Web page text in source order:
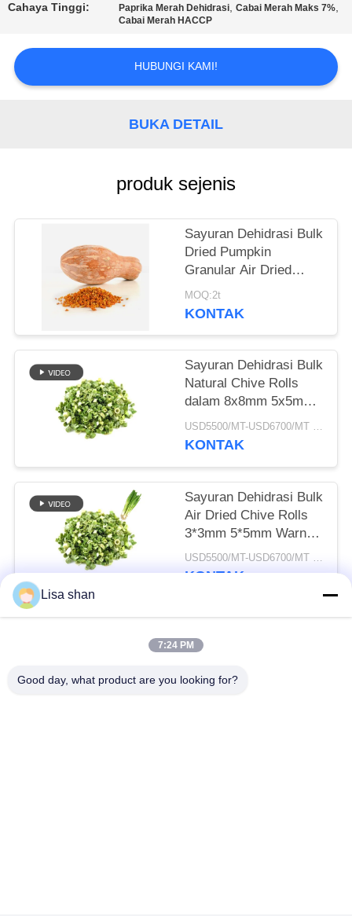
KASUS
MINTA
KEBIJAKAN
PRIBADI
Cahaya Tinggi: Paprika Merah Dehidrasi,Cabai Merah Maks 7%,
Cabai Merah HACCP
HUBUNGI KAMI!
BUKA DETAIL
produk sejenis
Sayuran Dehidrasi Bulk
Dried Pumpkin
Granular Air Dried
Style
MOQ:2t
KONTAK
Sayuran Dehidrasi Bulk
Natural Chive Rolls
dalam 8x8mm 5x5mm
3x3mm Ukuran Tidak
Ada Aditif Pemasok
USD5500/MT-USD6700/MT MOQ:2mt
KONTAK
Sayuran Dehidrasi Bulk
Air Dried Chive Rolls
3*3mm 5*5mm Warna
Alami Rasa Tidak Ada
Aditif Max 7%
USD5500/MT-USD6700/MT MOQ:2mt
KONTAK
Bad Request
Lisa shan
7:24 PM
Good day, what product are you looking for?